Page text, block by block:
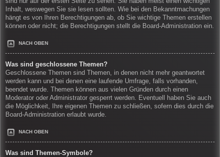
Inhalt, weswegen Sie sie lesen sollten. Wie bei den Bekanntmachungen
hängt es von Ihren Berechtigungen ab, ob Sie wichtige Themen erstellen
können oder nicht; die Berechtigungen stellt die Board-Administration ein.
NACH OBEN
Was sind geschlossene Themen?
Geschlossene Themen sind Themen, in denen nicht mehr geantwortet
werden kann und bei denen eine laufende Umfrage, falls vorhanden,
beendet wurde. Themen können aus vielen Gründen durch einen
Moderator oder Administrator gesperrt werden. Eventuell haben Sie auch
die Möglichkeit, Ihre eigenen Themen zu schließen, sofern dies durch die
Board-Administration erlaubt wurde.
NACH OBEN
Was sind Themen-Symbole?